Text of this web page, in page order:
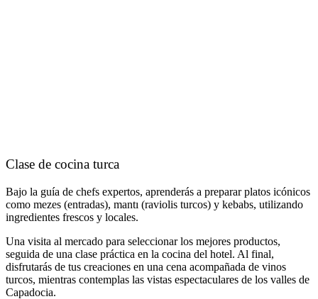
Clase de cocina turca
Bajo la guía de chefs expertos, aprenderás a preparar platos icónicos
como mezes (entradas), mantı (raviolis turcos) y kebabs, utilizando
ingredientes frescos y locales.
Una visita al mercado para seleccionar los mejores productos,
seguida de una clase práctica en la cocina del hotel. Al final,
disfrutarás de tus creaciones en una cena acompañada de vinos
turcos, mientras contemplas las vistas espectaculares de los valles de
Capadocia.